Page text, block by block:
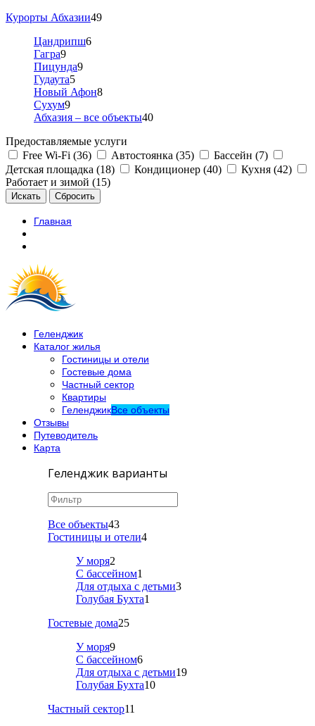
Курорты Абхазии49
Цандрипш6
Гагра9
Пицунда9
Гудаута5
Новый Афон8
Сухум9
Абхазия – все объекты40
Предоставляемые услуги
Free Wi-Fi (36)
Автостоянка (35)
Бассейн (7)
Детская площадка (18)
Кондиционер (40)
Кухня (42)
Работает и зимой (15)
Главная
Геленджик
Каталог жилья
Гостиницы и отели
Гостевые дома
Частный сектор
Квартиры
ГеленджикВсе объекты
Отзывы
Путеводитель
Карта
Геленджик варианты
Все объекты43
Гостиницы и отели4
У моря2
С бассейном1
Для отдыха с детьми3
Голубая Бухта1
Гостевые дома25
У моря9
С бассейном6
Для отдыха с детьми19
Голубая Бухта10
Частный сектор11